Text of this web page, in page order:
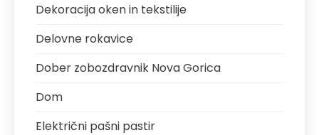
Dekoracija oken in tekstilije
Delovne rokavice
Dober zobozdravnik Nova Gorica
Dom
Električni pašni pastir